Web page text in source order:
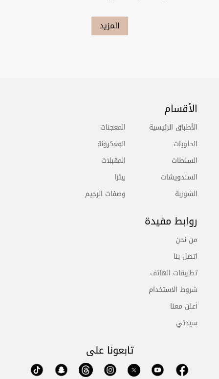
المزيد
الأقسام
الأطباق الرئيسية
الحلويات
السلطات
السندويشات
الشوربة
المعجنات
المعكرونة
المقبلات
بيتزا
وصفات الرجيم
روابط مفيدة
من نحن
اتصل بنا
تطبيقات الهاتف
شروط الاستخدام
أعلن معنا
سيدتي
تابعونا على